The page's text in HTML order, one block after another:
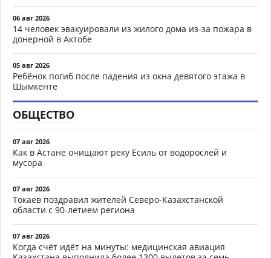
06 авг 2026
14 человек эвакуировали из жилого дома из-за пожара в
донерной в Актобе
05 авг 2026
Ребёнок погиб после падения из окна девятого этажа в
Шымкенте
ОБЩЕСТВО
07 авг 2026
Как в Астане очищают реку Есиль от водорослей и
мусора
07 авг 2026
Токаев поздравил жителей Северо-Казахстанской
области с 90-летием региона
07 авг 2026
Когда счёт идёт на минуты: медицинская авиация